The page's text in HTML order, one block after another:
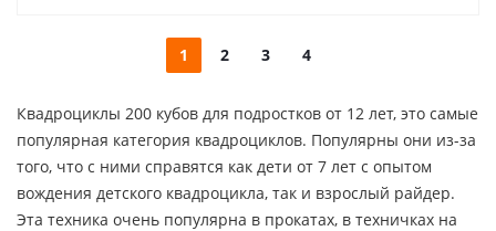
1 2 3 4
Квадроциклы 200 кубов для подростков от 12 лет, это самые
популярная категория квадроциклов. Популярны они из-за
того, что с ними справятся как дети от 7 лет с опытом
вождения детского квадроцикла, так и взрослый райдер.
Эта техника очень популярна в прокатах, в техничках на